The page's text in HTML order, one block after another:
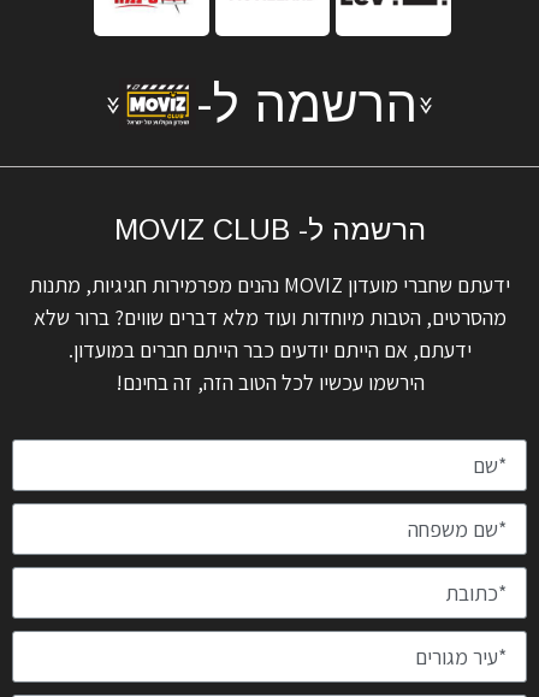
הרשמה ל-
הרשמה ל- MOVIZ CLUB
ידעתם שחברי מועדון MOVIZ נהנים מפרמירות חגיגיות, מתנות
מהסרטים, הטבות מיוחדות ועוד מלא דברים שווים? ברור שלא
ידעתם, אם הייתם יודעים כבר הייתם חברים במועדון.
הירשמו עכשיו לכל הטוב הזה, זה בחינם!